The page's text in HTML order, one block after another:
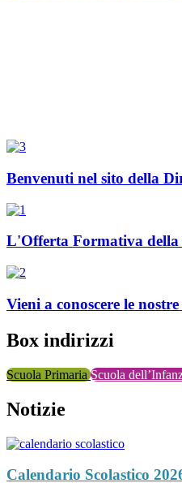
Benvenuti nel sito della
L'Offerta Formativa della
Vieni a conoscere le nostre
Box indirizzi
Scuola PrimariaScuola
Notizie
Calendario Scolastico